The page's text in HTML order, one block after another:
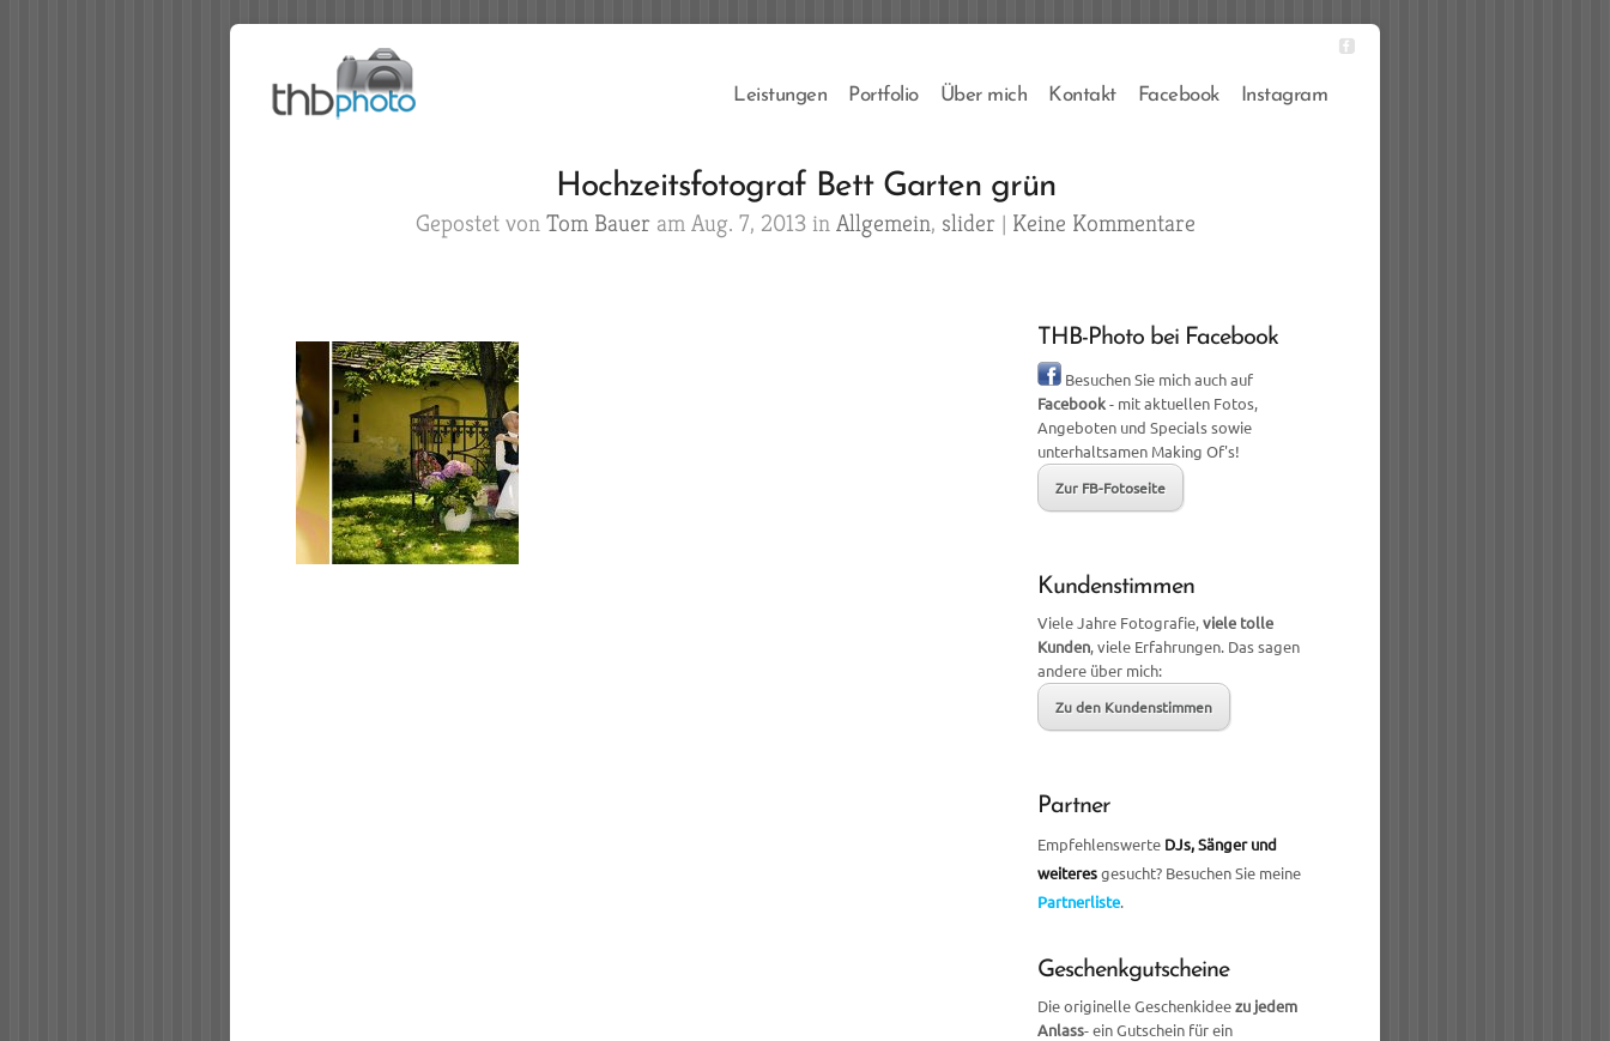
Leistungen Portfolio Über mich Kontakt Facebook Instagram
Hochzeitsfotograf Bett Garten grün
Gepostet von Tom Baueram Aug. 7, 2013 in Allgemein, slider| Keine Kommentare
THB-Photo bei Facebook
Besuchen Sie mich auch auf
Facebook- mit aktuellen Fotos,
Angeboten und Specials sowie
unterhaltsamen Making Of's!
Zur FB-Fotoseite
Kundenstimmen
Viele Jahre Fotografie,viele tolle
Kunden, viele Erfahrungen. Das sagen
andere über mich:
Zu den Kundenstimmen
Partner
Empfehlenswerte DJs, Sänger und
weiteresgesucht? Besuchen Sie meine
Partnerliste.
Geschenkgutscheine
Die originelle Geschenkideezu jedem
Anlass- ein Gutschein für ein